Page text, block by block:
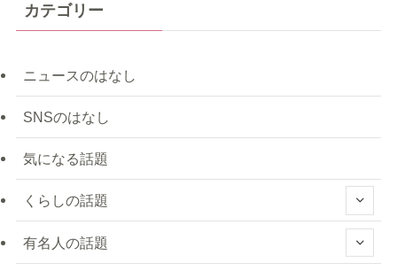
カテゴリー
ニュースのはなし
SNSのはなし
気になる話題
くらしの話題
有名人の話題